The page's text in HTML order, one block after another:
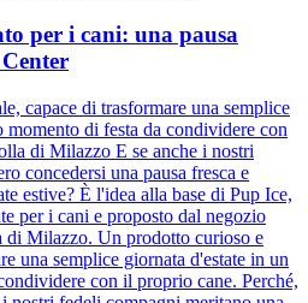
per i cani: una pausa
capace di trasformare una semplice
momento di festa da condividere con
di Milazzo E se anche i nostri
concedersi una pausa fresca e
estive? È l'idea alla base di Pup Ice,
per i cani e proposto dal negozio
di Milazzo. Un prodotto curioso e
una semplice giornata d'estate in un
con il proprio cane. Perché,